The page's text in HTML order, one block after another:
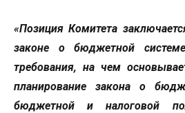
«Позиция Комитета
законе о бюджетной
требования, на чем
планирование закона о
бюджетной и налоговой